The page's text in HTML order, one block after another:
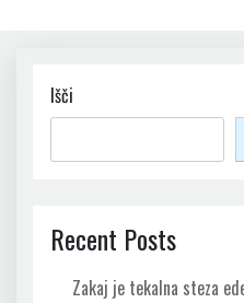
Išči
Recent Posts
Zakaj je tekalna steza